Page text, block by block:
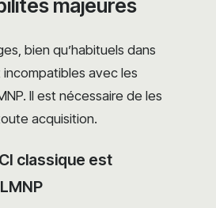
majeures
bien qu’habituels dans
incompatibles avec les
Il est nécessaire de les
acquisition.
classique est